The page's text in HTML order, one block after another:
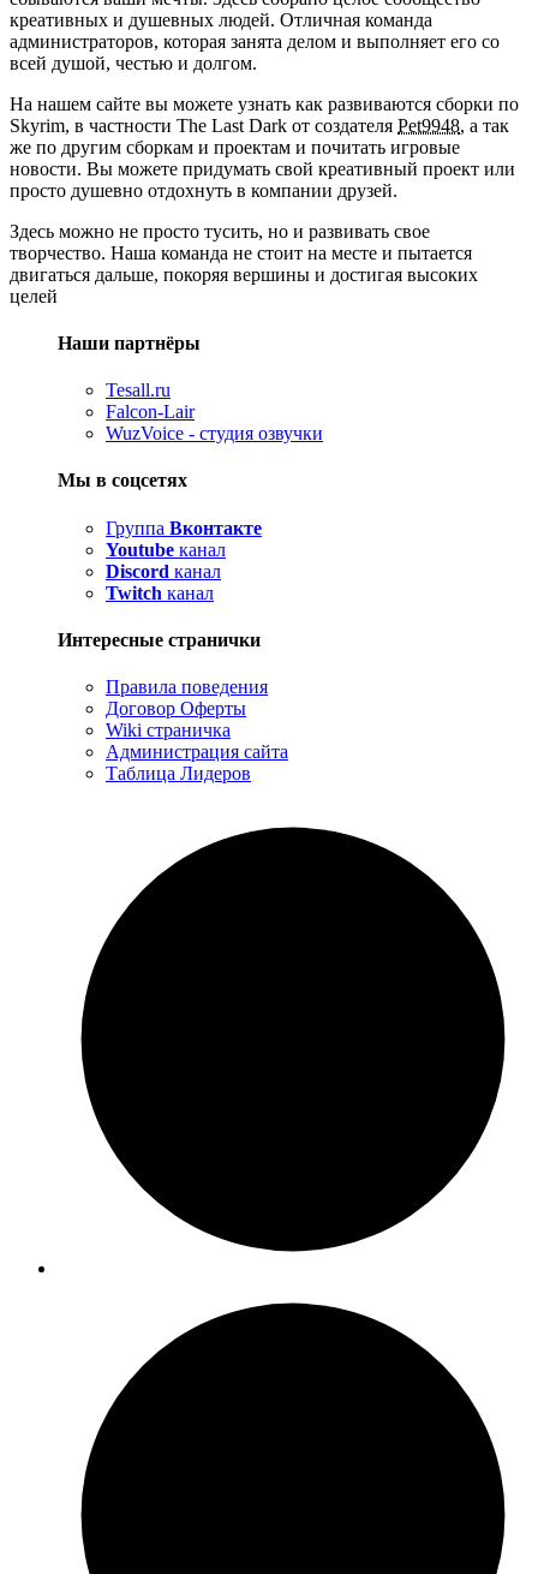
креативных и душевных людей. Отличная команда
администраторов, которая занята делом и выполняет его со
всей душой, честью и долгом.
На нашем сайте вы можете узнать как развиваются сборки по
Skyrim, в частности The Last Dark от создателя Pet9948, а так
же по другим сборкам и проектам и почитать игровые
новости. Вы можете придумать свой креативный проект или
просто душевно отдохнуть в компании друзей.
Здесь можно не просто тусить, но и развивать свое
творчество. Наша команда не стоит на месте и пытается
двигаться дальше, покоряя вершины и достигая высоких
целей
Наши партнёры
Tesall.ru
Falcon-Lair
WuzVoice - студия озвучки
Мы в соцсетях
Группа Вконтакте
Youtube канал
Discord канал
Twitch канал
Интересные странички
Правила поведения
Договор Оферты
Wiki страничка
Администрация сайта
Таблица Лидеров